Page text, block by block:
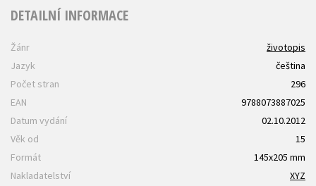
DETAILNÍ INFORMACE
Žánr
životopis
Jazyk
čeština
Počet stran
296
EAN
9788073887025
Datum vydání
02.10.2012
Věk od
15
Formát
145x205 mm
Nakladatelství
XYZ